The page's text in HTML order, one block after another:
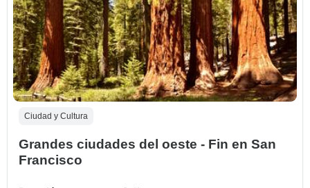
Ciudad y Cultura
Grandes ciudades del oeste - Fin en San
Francisco